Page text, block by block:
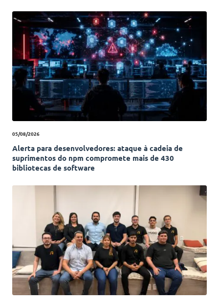
05/08/2026
Alerta para desenvolvedores: ataque à cadeia de
suprimentos do npm compromete mais de 430
bibliotecas de software